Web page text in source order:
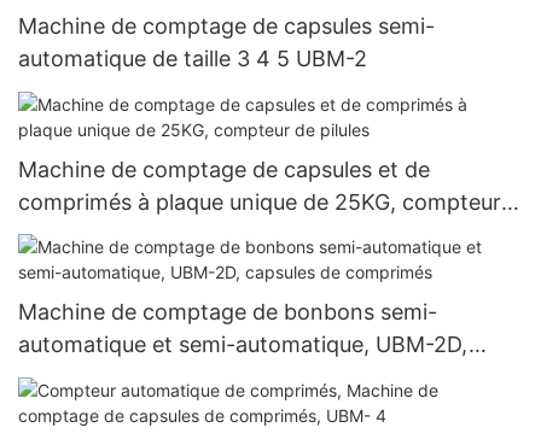
Njp-3800D
Machine de comptage de capsules semi-
automatique de taille 3 4 5 UBM-2
Machine de comptage de capsules et de
comprimés à plaque unique de 25KG, compteur
de pilules
Machine de comptage de bonbons semi-
automatique et semi-automatique, UBM-2D,
capsules de comprimés